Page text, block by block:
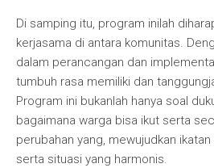
Di samping itu, program inilah
kerjasama di antara komunitas.
dalam perancangan dan
tumbuh rasa memiliki dan
Program ini bukanlah hanya soal
bagaimana warga bisa ikut serta
perubahan yang, mewujudkan
serta situasi yang harmonis.